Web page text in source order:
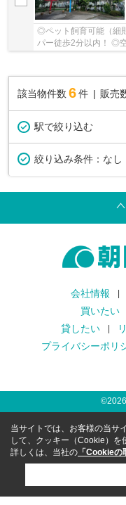
◎ペット飼育可能（細
パー徒歩2分以内！ ◎
該当物件数 6件 販売
駅で絞り込む
絞り込み条件： なし
会社情報
買いたい
貸したい
プライバシーポリ
©2026
当サイトでは、お客様の当サ
して、クッキー（Cookie）を
詳しくは、当社の 「Cookieの